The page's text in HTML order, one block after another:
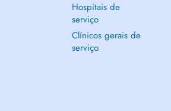
Hospitais de
serviço
Clínicos gerais de
serviço